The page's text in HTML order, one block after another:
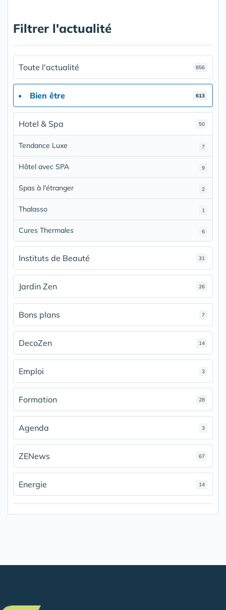
Filtrer l'actualité
Toute l'actualité 856
Bien être 613
Hotel & Spa 50
Tendance Luxe 7
Hôtel avec SPA 9
Spas à l'étranger 2
Thalasso 1
Cures Thermales 6
Instituts de Beauté 31
Jardin Zen 26
Bons plans 7
DecoZen 14
Emploi 3
Formation 28
Agenda 3
ZENews 67
Energie 14